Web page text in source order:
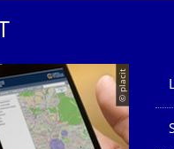
© placit